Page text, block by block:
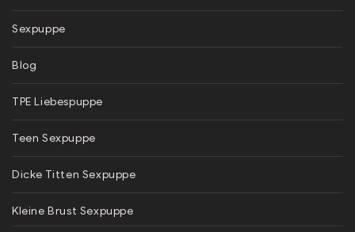
Sexpuppe
Blog
TPE Liebespuppe
Teen Sexpuppe
Dicke Titten Sexpuppe
Kleine Brust Sexpuppe